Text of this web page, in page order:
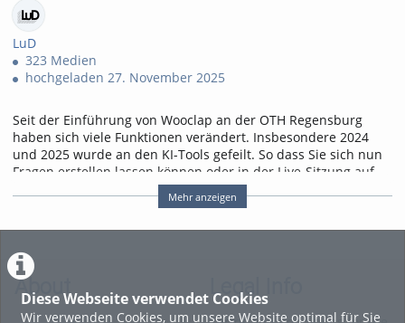
Diese Webseite verwendet Cookies
Wir verwenden Cookies, um unsere Website optimal für Sie
LuD
323 Medien
hochgeladen 27. November 2025
Seit der Einführung von Wooclap an der OTH Regensburg
haben sich viele Funktionen verändert. Insbesondere 2024
und 2025 wurde an den KI-Tools gefeilt. So dass Sie sich nun
Fragen erstellen lassen können oder in der Live-Sitzung auf
KI-Agenten zur Unterstützung zurückgreifen können. Wir
zeigen die Neue Benutzeroberfläche und die KI-
00:00
00:30
01:05
05:25- Fragen erstellen
10:05 - KI während eines Live-Events
Mehr anzeigen
About Legal Info